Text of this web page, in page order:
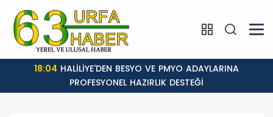
18:04
PROFESYONEL HAZIRLIK DESTEĞİ